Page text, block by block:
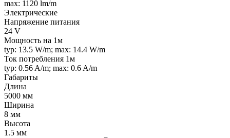
max: 1120 lm/m
Электрические
Напряжение питания
24 V
Мощность на 1м
typ: 13.5 W/m; max: 14.4 W/m
Ток потребления 1м
typ: 0.56 A/m; max: 0.6 A/m
Габариты
Длина
5000 мм
Ширина
8 мм
Высота
1.5 мм